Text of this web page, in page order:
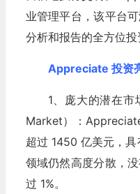
业管理平台，该平台
分析和报告的全方位投
Appreciate 投资
1、庞大的潜在
Market）：
超过 1450 亿美元，
领域仍然高度分散，
过 1%。